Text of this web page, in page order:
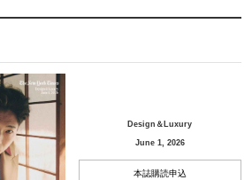
Design＆Luxury
June 1, 2026
本誌購読申込